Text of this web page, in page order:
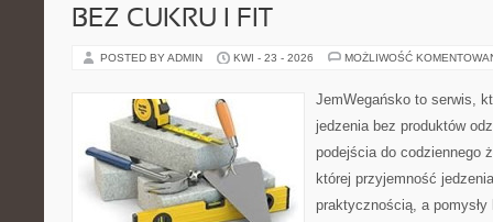
BEZ CUKRU I FIT
POSTED BY ADMIN KWI - 23 - 2026 MOŻLIWOŚĆ
JemWegańsko to serwis,
jedzenia bez produktów
podejścia do codziennego
której przyjemność
praktycznością, a